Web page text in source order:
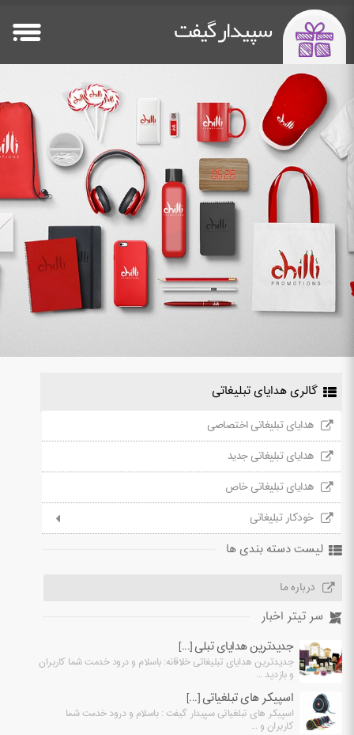
سپیدار گیفت
صفحه اصلی
HomePage
Flash Memory
پاوربانک تبلیغاتی
Power Bank
سایر هدایا
Other Gifts
خدمات چاپ
Printing
دستگاه چاپ فلت بد
Flatbed Printer
درباره ما
about us
تماس باما
Contact Us
گالری هدایای تبلیغاتی
هدایای تبلیغاتی اختصاصی
هدایای تبلیغاتی جدید
هدایای تبلیغاتی خاص
خودکار تبلیغاتی
لیست دسته بندی ها
درباره ما
سر تیتر اخبار
جدیدترین هدایای تبلی [...]
جدیدترین هدایای تبلیغاتی خلاقانه: باسلام و درود خدمت شما کاربران
و بازدید ...
اسپیکر های تبلغیاتی [...]
اسپیکر های تبلغیاتی سپیدار گیفت : باسلام و درود خدمت شما
کاربران و ...